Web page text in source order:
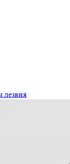
лезвия